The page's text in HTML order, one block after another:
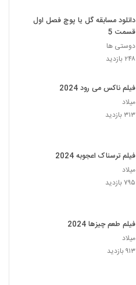
دانلود مسابقه گل یا پوچ فصل اول
قسمت 5
دوستی ها
۲۴۸ بازدید
فیلم ناکس می رود 2024
میلاد
۳۱۳ بازدید
فیلم ترسناک اعجوبه 2024
میلاد
۷۹۵ بازدید
فیلم طعم چیزها 2024
میلاد
۹۱۳ بازدید